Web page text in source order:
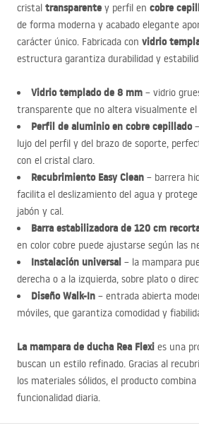
cristal transparente y perfil en cobre
de forma moderna y acabado elegante
carácter único. Fabricada con vidrio
estructura garantiza durabilidad y
Vidrio templado de 8 mm – vidrio
transparente que no altera visualmente el
Perfil de aluminio en cobre cepillado
lujo del perfil y del brazo de soporte,
con el cristal claro.
Recubrimiento Easy Clean – barrera
facilita el deslizamiento del agua y
jabón y cal.
Barra estabilizadora de 120 cm
en color cobre puede ajustarse según las
Instalación universal – la mampara
derecha o a la izquierda, sobre plato o
Diseño Walk-In – entrada abierta
móviles, que garantiza comodidad y
La mampara de ducha Rea Flexi es una
buscan un estilo refinado. Gracias al
los materiales sólidos, el producto
funcionalidad diaria.